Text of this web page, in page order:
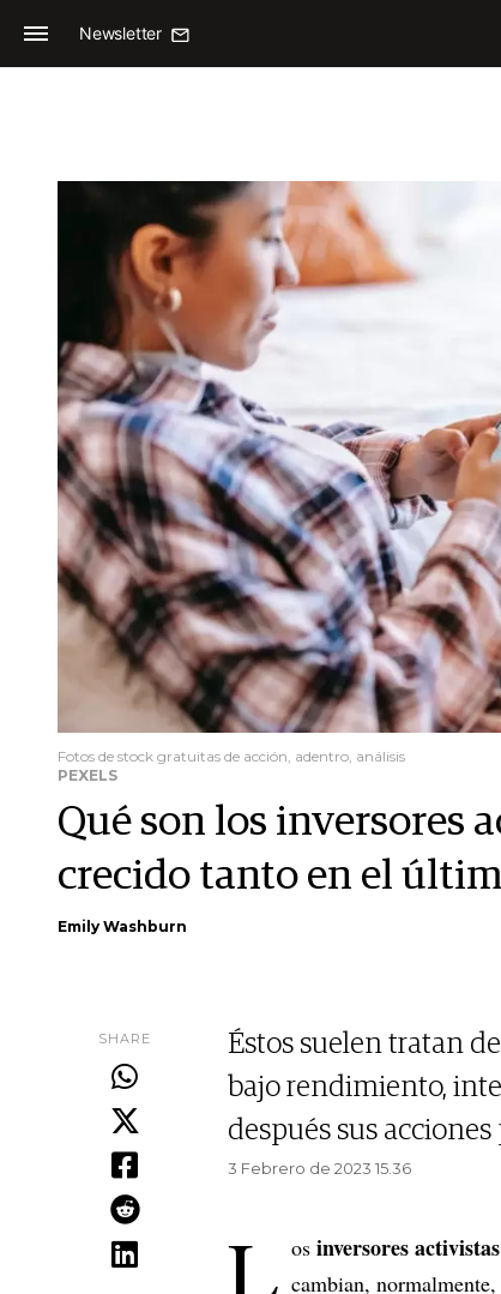
Newsletter
Fotos de stock gratuitas de acción, adentro, análisis
PEXELS
Qué son los inversores
crecido tanto en el
Emily Washburn
SHARE
Éstos suelen tratan
bajo rendimiento,
después sus
3 Febrero de 2023 15.36
L os inversores activistas
cambian,